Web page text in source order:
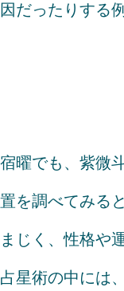
だったりする
曜でも、紫微
を調べてみる
じく、性格や
星術の中には